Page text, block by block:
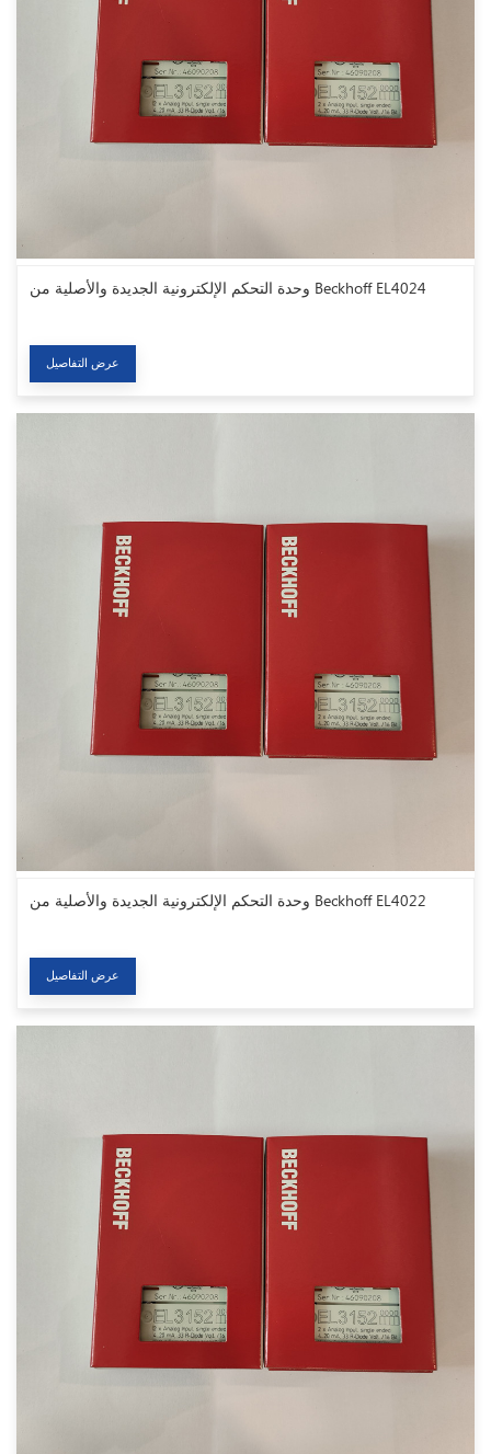
وحدة التحكم الإلكترونية الجديدة والأصلية من Beckhoff EL4024
عرض التفاصيل
وحدة التحكم الإلكترونية الجديدة والأصلية من Beckhoff EL4022
عرض التفاصيل